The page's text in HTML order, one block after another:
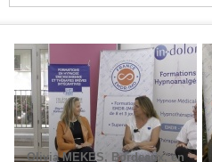
Olivia MEKES, Bordeaux, en